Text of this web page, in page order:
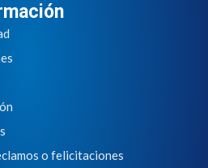
o felicitaciones